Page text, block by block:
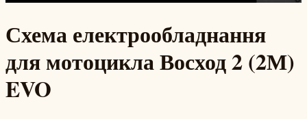
Схема електрообладнання
для мотоцикла Восход 2 (2М)
EVO